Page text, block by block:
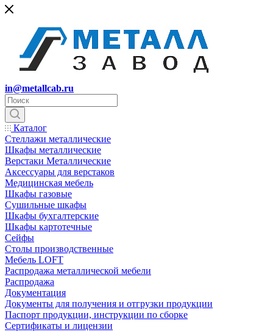
in@metallcab.ru
Каталог
Стеллажи металлические
Шкафы металлические
Верстаки Металлические
Аксессуары для верстаков
Медицинская мебель
Шкафы газовые
Сушильные шкафы
Шкафы бухгалтерские
Шкафы картотечные
Сейфы
Столы производственные
Мебель LOFT
Распродажа металлической мебели
Распродажа
Документация
Документы для получения и отгрузки продукции
Паспорт продукции, инструкции по сборке
Сертификаты и лицензии